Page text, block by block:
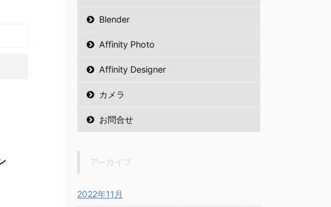
Blender
Affinity Photo
Affinity Designer
カメラ
お問合せ
2022年11月